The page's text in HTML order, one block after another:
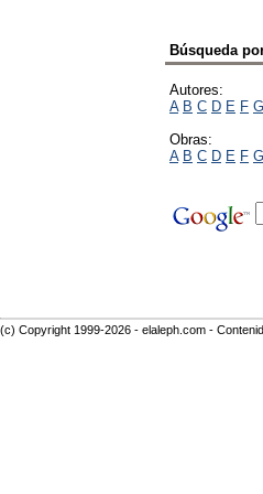
Búsqueda
Autores:
A B C D E F G
Obras:
A B C D E F G
(c) Copyright 1999-2026 - elaleph.com -